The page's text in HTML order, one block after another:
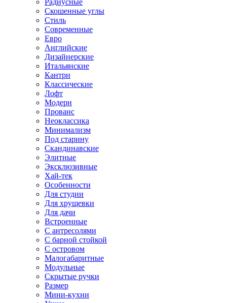
Радиусные
Скошенные углы
Стиль
Современные
Евро
Английские
Дизайнерские
Итальянские
Кантри
Классические
Лофт
Модерн
Прованс
Неоклассика
Минимализм
Под старину
Скандинавские
Элитные
Эксклюзивные
Хай-тек
Особенности
Для студии
Для хрущевки
Для дачи
Встроенные
С антресолями
С барной стойкой
С островом
Малогабаритные
Модульные
Скрытые ручки
Размер
Мини-кухни